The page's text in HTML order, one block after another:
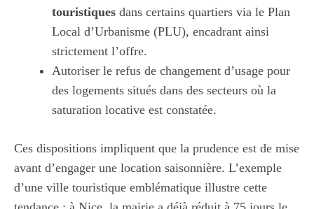
touristiques dans certains quartiers via le Plan
Local d’Urbanisme (PLU), encadrant ainsi
strictement l’offre.
Autoriser le refus de changement d’usage pour
des logements situés dans des secteurs où la
saturation locative est constatée.
Ces dispositions impliquent que la prudence est de mise
avant d’engager une location saisonnière. L’exemple
d’une ville touristique emblématique illustre cette